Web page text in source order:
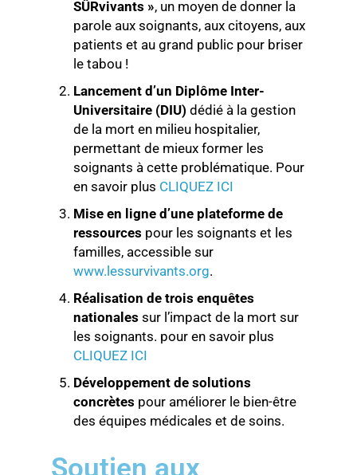
SÛRvivants », un moyen de donner la
parole aux soignants, aux citoyens, aux
patients et au grand public pour briser
le tabou !
Lancement d’un Diplôme Inter-
Universitaire (DIU) dédié à la gestion
de la mort en milieu hospitalier,
permettant de mieux former les
soignants à cette problématique. Pour
en savoir plus CLIQUEZ ICI
Mise en ligne d’une plateforme de
ressources pour les soignants et les
familles, accessible sur
www.lessurvivants.org.
Réalisation de trois enquêtes
nationales sur l’impact de la mort sur
les soignants. pour en savoir plus
CLIQUEZ ICI
Développement de solutions
concrètes pour améliorer le bien-être
des équipes médicales et de soins.
Soutien aux